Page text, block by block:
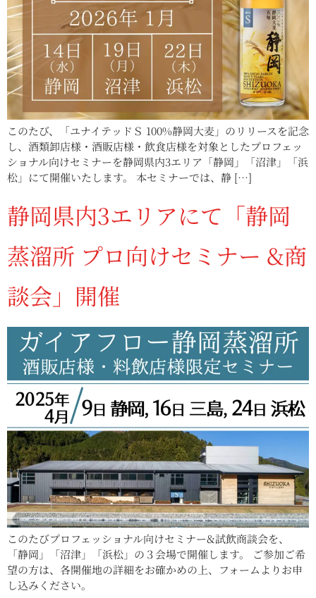
このたび、「ユナイテッドＳ 100%静岡大麦」のリリースを記念
し、酒類卸店様・酒販店様・飲食店様を対象としたプロフェッ
ショナル向けセミナーを静岡県内3エリア「静岡」「沼津」「浜
松」にて開催いたします。 本セミナーでは、静 […]
静岡県内3エリアにて「静岡
蒸溜所 プロ向けセミナー &商
談会」開催
このたびプロフェッショナル向けセミナー&試飲商談会を、
「静岡」「沼津」「浜松」の３会場で開催します。 ご参加ご希
望の方は、各開催地の詳細をお確かめの上、フォームよりお申
し込みください。